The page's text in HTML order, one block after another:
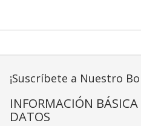
¡Suscríbete a Nuestro
INFORMACIÓN
DATOS